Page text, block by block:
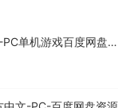
单机游戏百度网盘